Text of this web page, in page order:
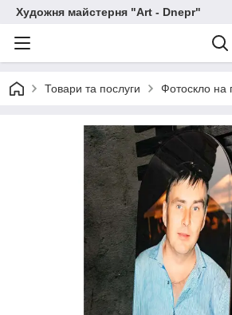
Художня майстерня "Art - Dnepr"
Товари та послуги Фотоскло на